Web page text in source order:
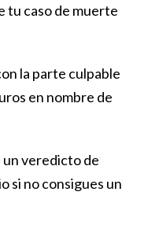
tu caso de muerte
la parte culpable
en nombre de
veredicto de
si no consigues un